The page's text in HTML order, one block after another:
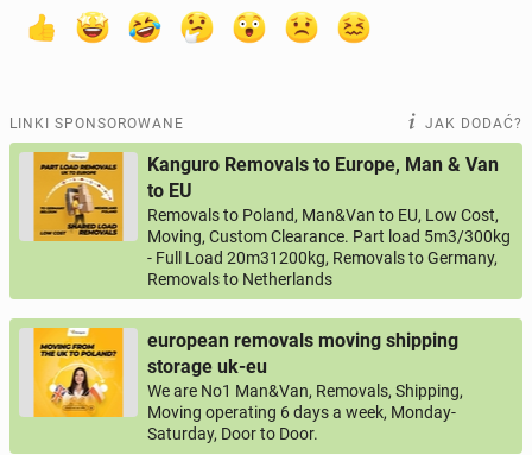
LINKI SPONSOROWANE JAK DODAĆ?
Kanguro Removals to Europe, Man & Van
to EU
Removals to Poland, Man&Van to EU, Low Cost,
Moving, Custom Clearance. Part load 5m3/300kg
- Full Load 20m31200kg, Removals to Germany,
Removals to Netherlands
european removals moving shipping
storage uk-eu
We are No1 Man&Van, Removals, Shipping,
Moving operating 6 days a week, Monday-
Saturday, Door to Door.